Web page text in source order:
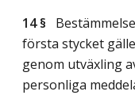
14 §
första stycket
genom utväxling
personliga